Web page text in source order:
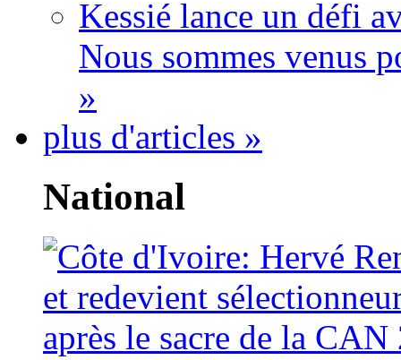
Kessié lance un défi
Nous sommes venus
»
plus d'articles »
National